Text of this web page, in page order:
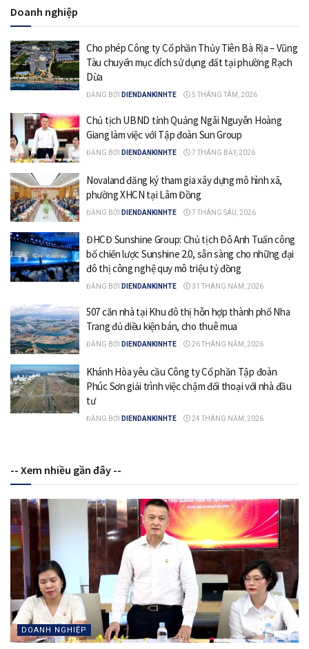
Doanh nghiệp
Cho phép Công ty Cổ phần Thủy Tiên Bà Rịa – Vũng
Tàu chuyển mục đích sử dụng đất tại phường Rạch
Dừa
ĐĂNG BỞI DIENDANKINHTE 5 THÁNG TÁM, 2026
Chủ tịch UBND tỉnh Quảng Ngãi Nguyễn Hoàng
Giang làm việc với Tập đoàn Sun Group
ĐĂNG BỞI DIENDANKINHTE 7 THÁNG BẢY, 2026
Novaland đăng ký tham gia xây dựng mô hình xã,
phường XHCN tại Lâm Đồng
ĐĂNG BỞI DIENDANKINHTE 7 THÁNG SÁU, 2026
ĐHCĐ Sunshine Group: Chủ tịch Đỗ Anh Tuấn công
bố chiến lược Sunshine 2.0, sẵn sàng cho những đại
đô thị công nghệ quy mô triệu tỷ đồng
ĐĂNG BỞI DIENDANKINHTE 31 THÁNG NĂM, 2026
507 căn nhà tại Khu đô thị hỗn hợp thành phố Nha
Trang đủ điều kiện bán, cho thuê mua
ĐĂNG BỞI DIENDANKINHTE 26 THÁNG NĂM, 2026
Khánh Hòa yêu cầu Công ty Cổ phần Tập đoàn
Phúc Sơn giải trình việc chậm đối thoại với nhà đầu
tư
ĐĂNG BỞI DIENDANKINHTE 24 THÁNG NĂM, 2026
-- Xem nhiều gần đây --
DOANH NGHIỆP